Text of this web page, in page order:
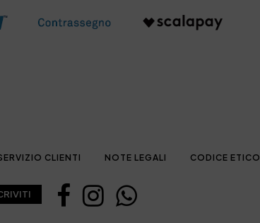
CLIENTI NOTE LEGALI CODICE ETICO